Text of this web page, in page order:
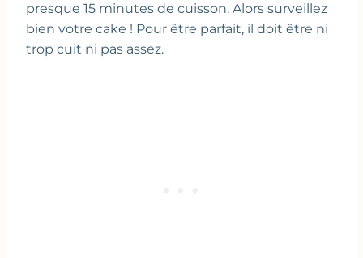
presque 15 minutes de cuisson. Alors surveillez
bien votre cake ! Pour être parfait, il doit être ni
trop cuit ni pas assez.